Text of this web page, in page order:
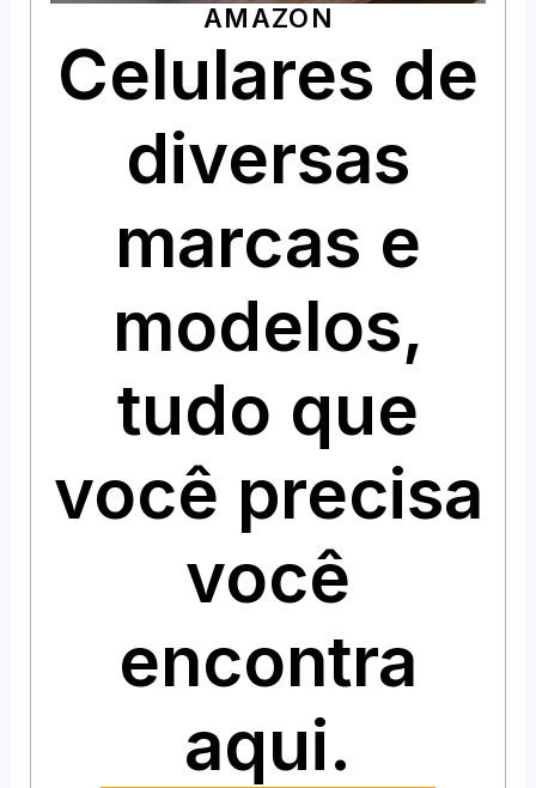
AMAZON
Celulares de
diversas
marcas e
modelos,
tudo que
você precisa
você
encontra
aqui.